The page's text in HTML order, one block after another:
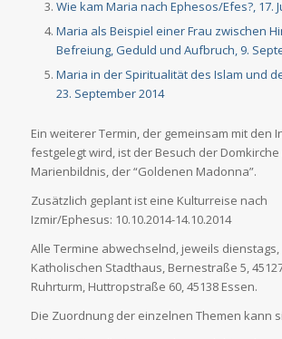
Wie kam Maria nach Ephesos/Efes?, 17.
Maria als Beispiel einer Frau zwischen
Befreiung, Geduld und Aufbruch, 9.
Maria in der Spiritualität des Islam und
23. September 2014
Ein weiterer Termin, der gemeinsam mit den
festgelegt wird, ist der Besuch der
Marienbildnis, der “Goldenen Madonna”.
Zusätzlich geplant ist eine Kulturreise nach
Izmir/Ephesus: 10.10.2014-14.10.2014
Alle Termine abwechselnd, jeweils dienstags,
Katholischen Stadthaus, Bernestraße 5,
Ruhrturm, Huttropstraße 60, 45138 Essen.
Die Zuordnung der einzelnen Themen kann